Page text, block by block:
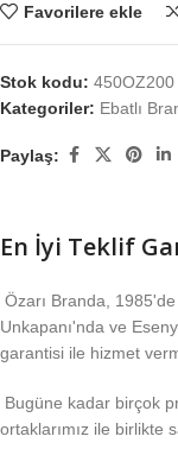
Favorilere ekle
Stok kodu: 450OZ200
Kategoriler: Ebatlı
Paylaş:
En İyi Teklif
Özarı Branda,
Unkapanı'nda ve
garantisi ile hizmet
Bugüne kadar birçok
ortaklarımız ile birlikte